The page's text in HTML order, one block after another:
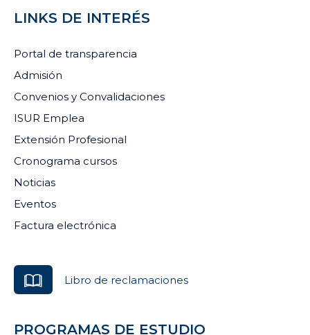
LINKS DE INTERÉS
Portal de transparencia
Admisión
Convenios y Convalidaciones
ISUR Emplea
Extensión Profesional
Cronograma cursos
Noticias
Eventos
Factura electrónica
Libro de reclamaciones
PROGRAMAS DE ESTUDIO